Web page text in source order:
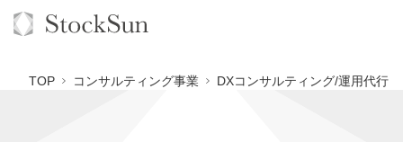
TOP コンサルティング事業 DXコンサルティング/運用代行